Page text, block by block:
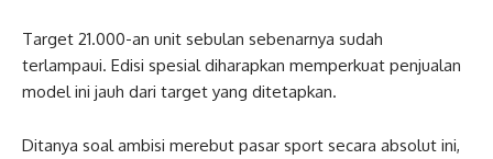
Target 21.000-an unit sebulan sebenarnya sudah
terlampaui. Edisi spesial diharapkan memperkuat penjualan
model ini jauh dari target yang ditetapkan.
Ditanya soal ambisi merebut pasar sport secara absolut ini,